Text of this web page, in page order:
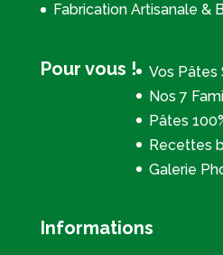
Fabrication Artisanale &
Pour vous !
Vos Pâtes
Nos 7
Pâtes
Recettes
Galerie
Informations